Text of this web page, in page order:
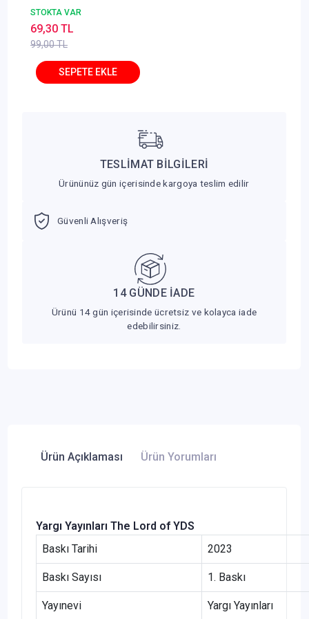
Pelikan Yayınları
STOKTA VAR
99,00 TL
69,30 TL
TESLİMAT BİLGİLERİ
Ürününüz gün içerisinde kargoya teslim edilir
Güvenli Alışveriş
14 GÜNDE İADE
Ürünü 14 gün içerisinde ücretsiz ve kolayca iade
edebilirsiniz.
Ürün Açıklaması Ürün Yorumları
Yargı Yayınları The Lord of YDS
Baskı Tarihi
2023
Baskı Sayısı 1. Baskı
Yayınevi Yargı Yayınları